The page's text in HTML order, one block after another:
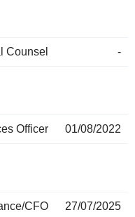
Counsel -
Officer 01/08/2022
CFO 27/07/2025